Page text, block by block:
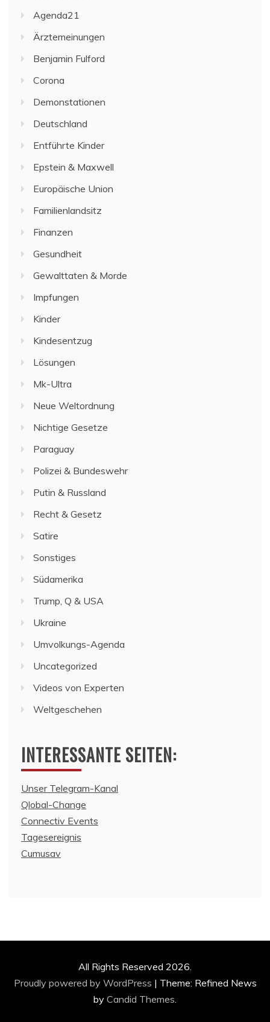
Agenda21
Ärztemeinungen
Benjamin Fulford
Corona
Demonstationen
Deutschland
Entführte Kinder
Epstein & Maxwell
Europäische Union
Familienlandsitz
Finanzen
Gesundheit
Gewalttaten & Morde
Impfungen
Kinder
Kindesentzug
Lösungen
Mk-Ultra
Neue Weltordnung
Nichtige Gesetze
Paraguay
Polizei & Bundeswehr
Putin & Russland
Recht & Gesetz
Satire
Sonstiges
Südamerika
Trump, Q & USA
Ukraine
Umvolkungs-Agenda
Uncategorized
Videos von Experten
Weltgeschehen
INTERESSANTE SEITEN:
Unser Telegram-Kanal
Qlobal-Change
Connectiv Events
Tagesereignis
Cumusav
All Rights Reserved 2026.
Proudly powered by WordPress | Theme: Refined News
by Candid Themes